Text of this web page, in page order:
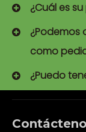
¿Cuál es
como
¿Puedo